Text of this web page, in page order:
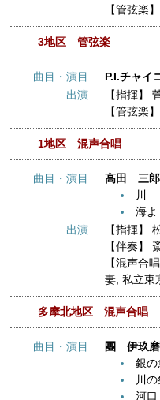
【管弦楽】
3地区 管弦楽
曲目・演目
P.I.チャイ
出演
【指揮】
【管弦楽】
1地区 混声合唱
曲目・演目
高田 三郎
川
海よ
出演
【指揮】
【伴奏】
【混声合
妻, 私立東
多摩北地区 混声合唱
曲目・演目
團 伊玖磨
銀の
川
河口